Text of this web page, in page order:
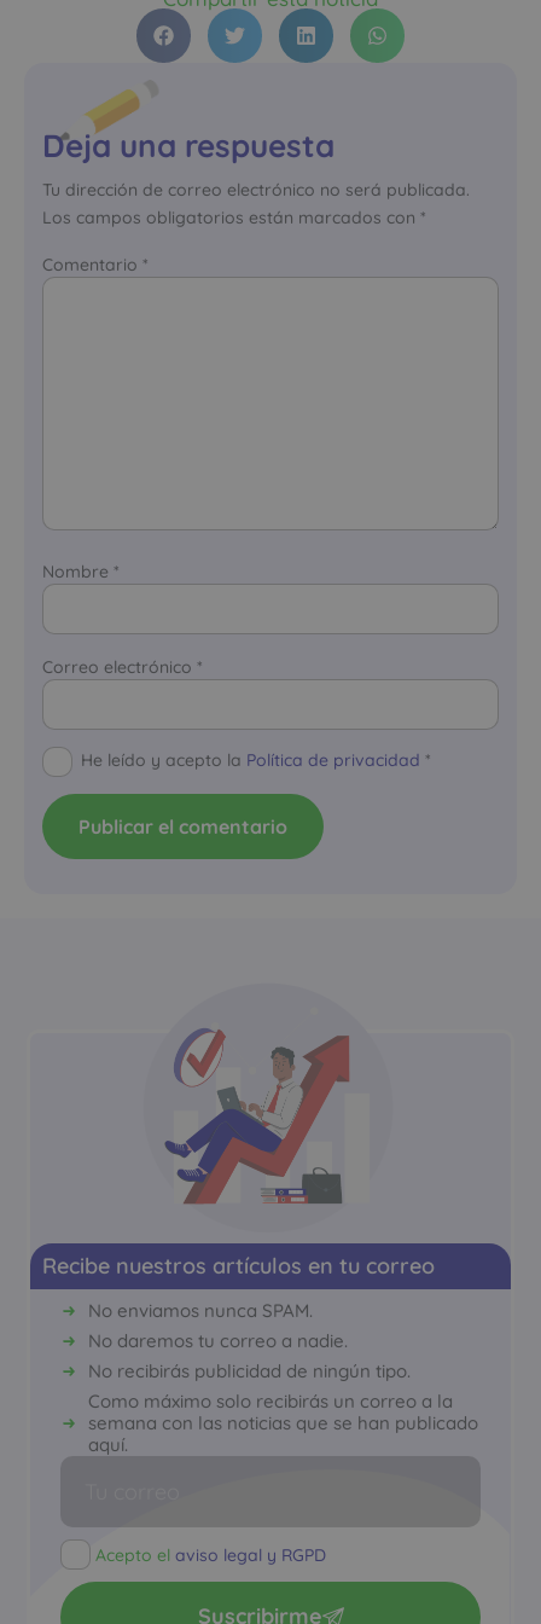
Deja una respuesta
Tu dirección de correo electrónico no será publicada.
Los campos obligatorios están marcados con *
Comentario *
Nombre *
Correo electrónico *
He leído y acepto la Política de privacidad *
Recibe nuestros artículos en tu correo
No enviamos nunca SPAM.
No daremos tu correo a nadie.
No recibirás publicidad de ningún tipo.
Como máximo solo recibirás un correo a la
semana con las noticias que se han publicado
aquí.
Acepto elaviso legal y RGPD
Suscribirme